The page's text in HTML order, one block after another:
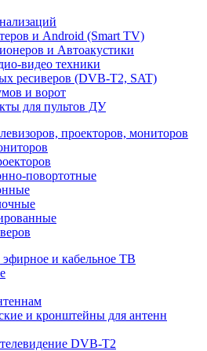
и Android (Smart TV)
и Автоакустики
видео техники
ресиверов (DVB-T2, SAT)
и ворот
для пультов ДУ
проекторов, мониторов
повортотные
и кабельное ТВ
и кронштейны для антенн
DVB-Т2